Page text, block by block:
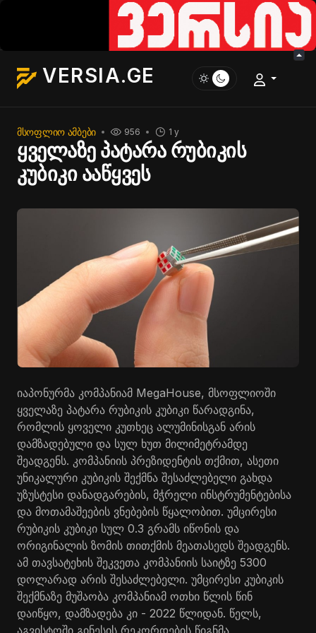
VERSIA.GE
ᲛᲡᲝᲤᲚᲘᲝ ᲐᲛᲑᲔᲑᲘ 1 y
956
ყველაზე პატარა რუბიკის
კუბიკი ააწყვეს
იაპონურმა კომპანიამ MegaHouse, მსოფლიოში
ყველაზე პატარა რუბიკის კუბიკი წარადგინა,
რომლის ყოველი კუთხეც ალუმინისგან არის
დამზადებული და სულ ხუთ მილიმეტრამდე
შეადგენს. კომპანიის პრეზიდენტის თქმით, ასეთი
უნიკალური კუბიკის შექმნა შესაძლებელი გახდა
უზუსტესი დანადგარების, მჭრელი ინსტრუმენტებისა
და მოთამაშეების ვნებების წყალობით. უმცირესი
რუბიკის კუბიკი სულ 0.3 გრამს იწონის და
ორიგინალის ზომის თითქმის მეათასედს შეადგენს.
ამ თავსატეხის შეკვეთა კომპანიის საიტზე 5300
დოლარად არის შესაძლებელი. უმცირესი კუბიკის
შექმნაზე მუშაობა კომპანიამ ოთხი წლის წინ
დაიწყო, დამზადება კი - 2022 წლიდან. წელს,